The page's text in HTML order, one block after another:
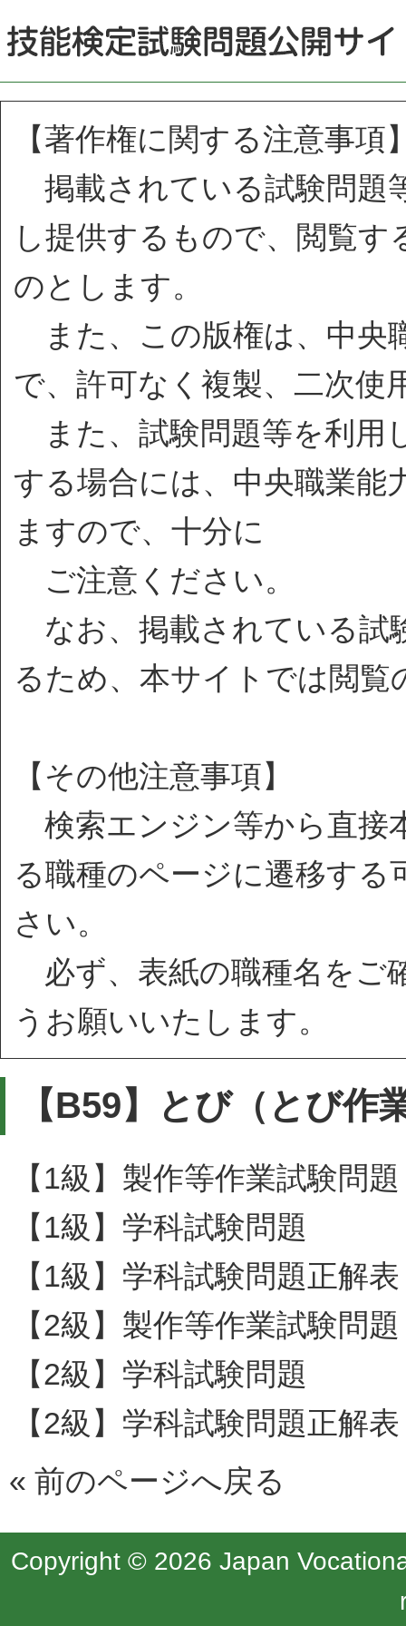
【著作権に関する注意事項
掲載されている試験問題
し提供するもので、閲覧
のとします。
また、この版権は、中央
で、許可なく複製、二次使
また、試験問題等を利用
する場合には、中央職業能
ますので、十分に
ご注意ください。
なお、掲載されている試
るため、本サイトでは閲
【その他注意事項】
検索エンジン等から直接
る職種のページに遷移す
さい。
必ず、表紙の職種名をご
うお願いいたします。
【B59】とび（とび作
【1級】製作等作業試験問題
【1級】学科試験問題
【1級】学科試験問題正解表
【2級】製作等作業試験問題
【2級】学科試験問題
【2級】学科試験問題正解表
« 前のページへ戻る
Copyright © 2026 Japan